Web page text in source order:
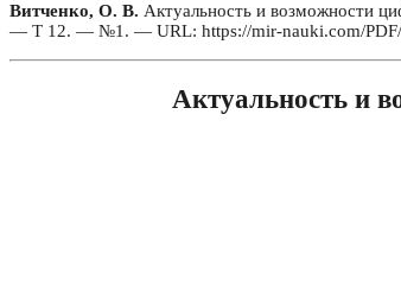
Витченко, О. В. Актуальность и возможности
— Т 12. — №1. — URL: https://mir-nauki.com/PDF/
Актуальность и